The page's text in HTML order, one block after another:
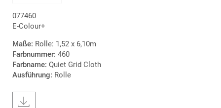
077460
E-Colour+
Maße: Rolle: 1,52 x 6,10m
Farbnummer: 460
Farbname: Quiet Grid Cloth
Ausführung: Rolle